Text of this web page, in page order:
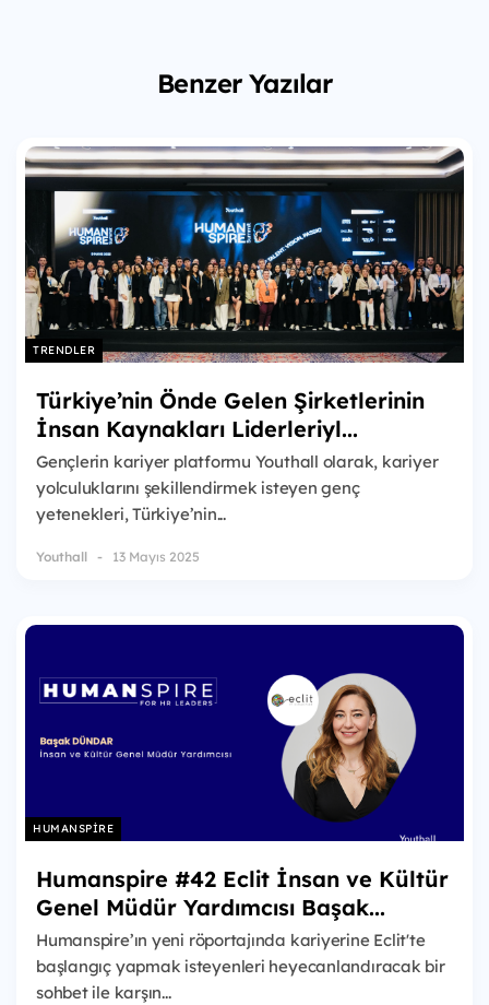
Benzer Yazılar
TRENDLER
Türkiye’nin Önde Gelen Şirketlerinin
İnsan Kaynakları Liderleriyl...
Gençlerin kariyer platformu Youthall olarak, kariyer
yolculuklarını şekillendirmek isteyen genç
yetenekleri, Türkiye’nin...
Youthall 13 Mayıs 2025
HUMANSPIRE
Humanspire #42 Eclit İnsan ve Kültür
Genel Müdür Yardımcısı Başak...
Humanspire’ın yeni röportajında kariyerine Eclit'te
başlangıç yapmak isteyenleri heyecanlandıracak bir
sohbet ile karşın...